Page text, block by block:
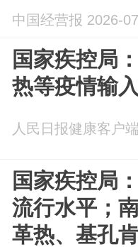
中国经营报 2026-
国家疾控局
热等疫情输
人民日报健康客户
国家疾控局
流行水平；
革热、基孔